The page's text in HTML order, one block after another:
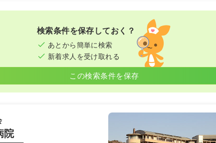
検索条件を保存しておく？
あとから簡単に検索
新着求人を受け取れる
この検索条件を保存
院